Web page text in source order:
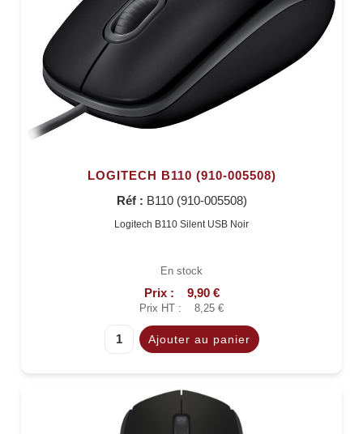
LOGITECH B110 (910-005508)
Réf : B110 (910-005508)
Logitech B110 Silent USB Noir
En stock
Prix : 9,90 €
Prix HT : 8,25 €